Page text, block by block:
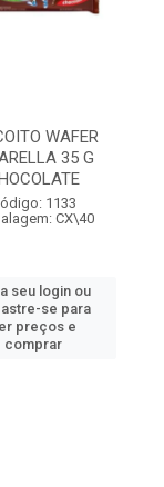
WAFER
35 G
1133
CX\40
seu login ou
se para
preços e
comprar